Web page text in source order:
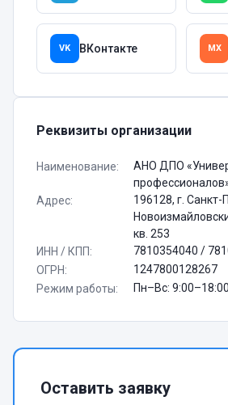
VK ВКонтакте MX
Реквизиты организации
Наименование:
АНО ДПО
Адрес:
196128, г. Санкт-
кв. 253
ИНН / КПП:
7810354040 /
ОГРН:
1247800128267
Режим работы: Пн–Вс: 9:00–18:00
Оставить заявку